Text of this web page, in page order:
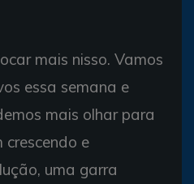
mais nisso. Vamos
essa semana e
mais olhar para
crescendo e
uma garra